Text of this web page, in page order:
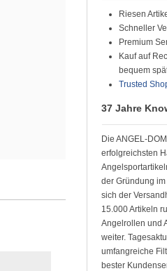
Riesen
Schneller
Premium
Kauf auf
bequem
Trusted
37 Jahre
Die ANGEL-
erfolgreichsten
der Gründung
sich der
15.000 Artikeln
Angelrollen und
weiter.
umfangreiche
bester